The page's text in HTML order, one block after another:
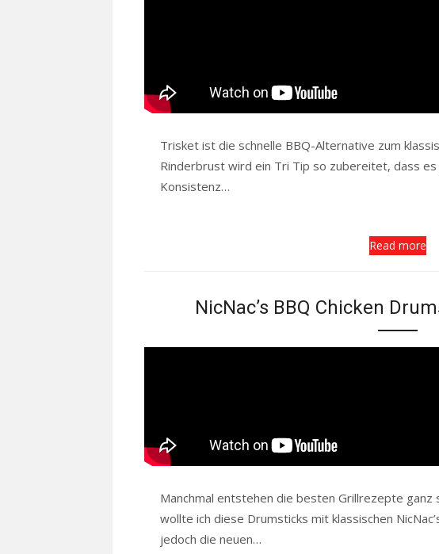
Trisket ist die schnelle BBQ-Alternative zum
Rinderbrust wird ein Tri Tip so zubereitet, dass es
Konsistenz…
Read more
NicNac’s BBQ Chicken
Manchmal entstehen die besten Grillrezepte ganz
wollte ich diese Drumsticks mit klassischen
jedoch die neuen…